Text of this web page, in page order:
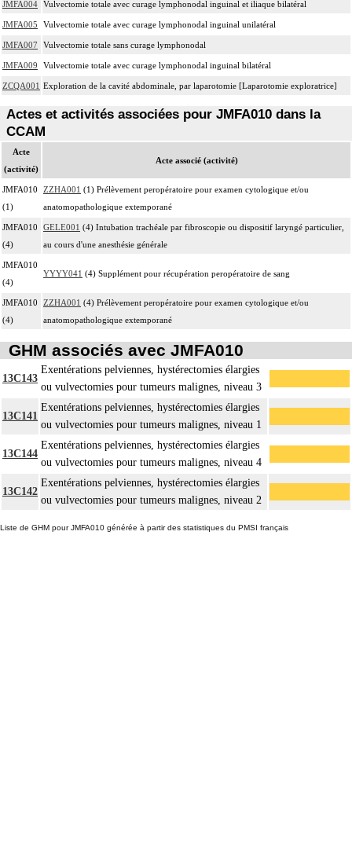
JMFA004 Vulvectomie totale avec curage lymphonodal inguinal et iliaque bilatéral
JMFA005 Vulvectomie totale avec curage lymphonodal inguinal unilatéral
JMFA007 Vulvectomie totale sans curage lymphonodal
JMFA009 Vulvectomie totale avec curage lymphonodal inguinal bilatéral
ZCQA001 Exploration de la cavité abdominale, par laparotomie [Laparotomie exploratrice]
Actes et activités associées pour JMFA010 dans la
CCAM
Acte
(activité)
Acte associé (activité)
JMFA010
(1)
ZZHA001 (1) Prélèvement peropératoire pour examen cytologique et/ou
anatomopathologique extemporané
JMFA010
(4)
GELE001 (4) Intubation trachéale par fibroscopie ou dispositif laryngé particulier,
au cours d'une anesthésie générale
JMFA010
(4)
YYYY041 (4) Supplément pour récupération peropératoire de sang
JMFA010
(4)
ZZHA001 (4) Prélèvement peropératoire pour examen cytologique et/ou
anatomopathologique extemporané
GHM associés avec JMFA010
13C143
Exentérations pelviennes, hystérectomies élargies
ou vulvectomies pour tumeurs malignes, niveau 3
13C141
Exentérations pelviennes, hystérectomies élargies
ou vulvectomies pour tumeurs malignes, niveau 1
13C144
Exentérations pelviennes, hystérectomies élargies
ou vulvectomies pour tumeurs malignes, niveau 4
13C142
Exentérations pelviennes, hystérectomies élargies
ou vulvectomies pour tumeurs malignes, niveau 2
Liste de GHM pour JMFA010 générée à partir des statistiques du PMSI français